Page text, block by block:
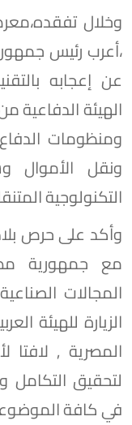
وخلال
،أعرب رئيس
عن إعجابه
الهيئة الدفاعية
ومنظومات
التكنولوجية
وأكد على حرص
مع جمهورية
المجالات
الزيارة للهيئة
المصرية , لافتا
لتحقيق التكامل
في كافة